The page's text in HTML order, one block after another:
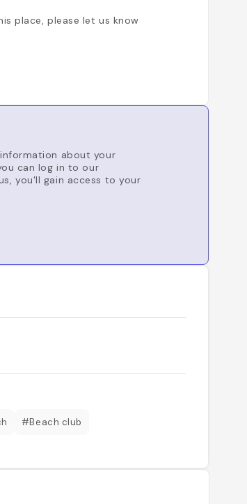
place, please let us know
about your
can log in to our
you'll gain access to your
#Beach club